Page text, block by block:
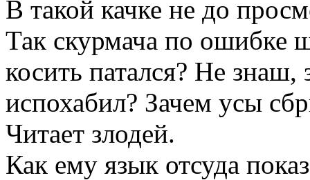
В такой качке не до
Так скурмача по ошибке
косить патался? Не
испохабил? Зачем усы
Читает злодей.
Как ему язык отсуда